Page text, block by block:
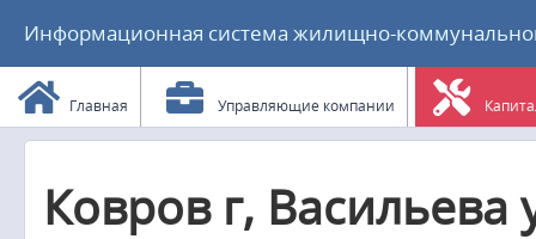
Информационная система жилищно-
Главная Управляющие компании
Ковров г, Васильева